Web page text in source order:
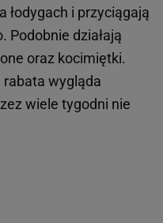
łodygach i przyciągają
Podobnie działają
oraz kocimiętki.
rabata wygląda
wiele tygodni nie